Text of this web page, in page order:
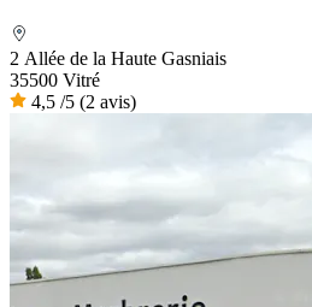
2 Allée de la Haute Gasniais
35500 Vitré
4,5 /5 (2 avis)